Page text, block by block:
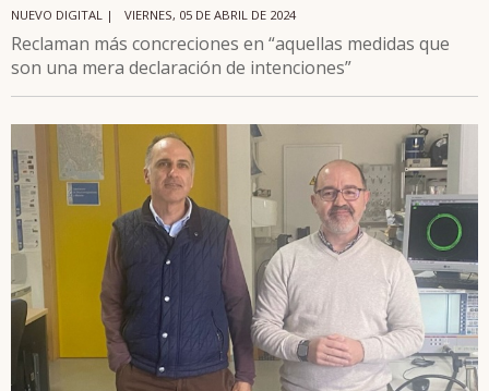
NUEVO DIGITAL | VIERNES, 05 DE ABRIL DE 2024
Reclaman más concreciones en “aquellas medidas que
son una mera declaración de intenciones”